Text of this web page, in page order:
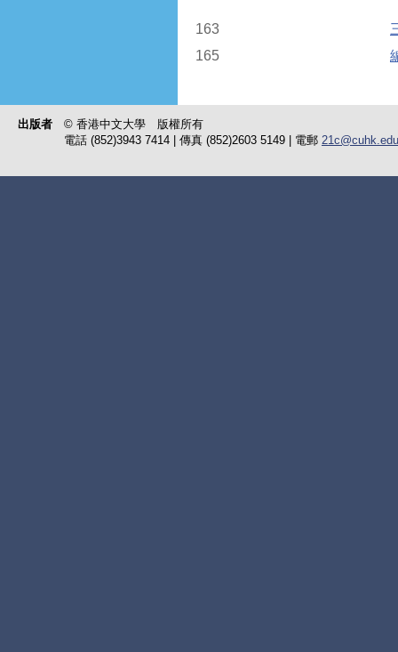
163
165
出版者 © 香港中文大學 版權所有
電話 (852)3943 7414 | 傳真 (852)2603 5149 | 電郵